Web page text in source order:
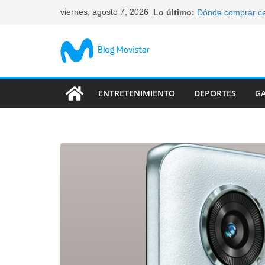
viernes, agosto 7, 2026 Lo último: Dónde comprar
Las
ENTRETENIMIENTO DEPORTES